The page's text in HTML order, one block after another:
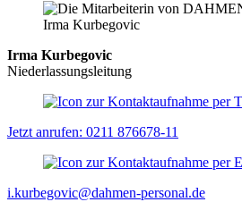
Irma Kurbegovic
Niederlassungsleitung
Jetzt anrufen: 0211 876678-11
i.kurbegovic@dahmen-personal.de